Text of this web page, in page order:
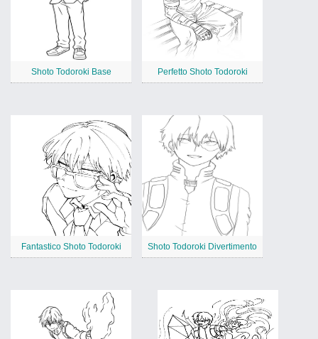
Shoto Todoroki Base Perfetto Shoto Todoroki
Fantastico Shoto Todoroki Shoto Todoroki Divertimento